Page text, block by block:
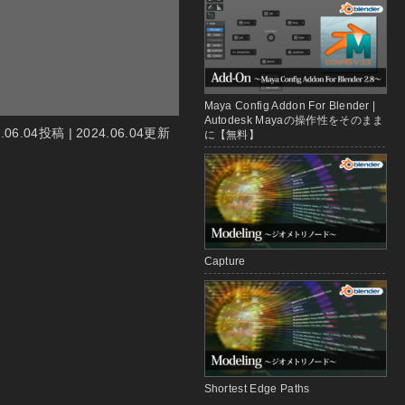
投稿 | 2024.06.04更新
Maya Config Addon For Blender |
Autodesk Mayaの操作性をそのまま
に【無料】
Capture
Shortest Edge Paths